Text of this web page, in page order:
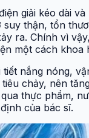
giải kéo dài
thận, tổn
ra. Chính vì
một cách khoa
tiết nắng nóng,
chảy, nên
thực phẩm,
của bác sĩ.